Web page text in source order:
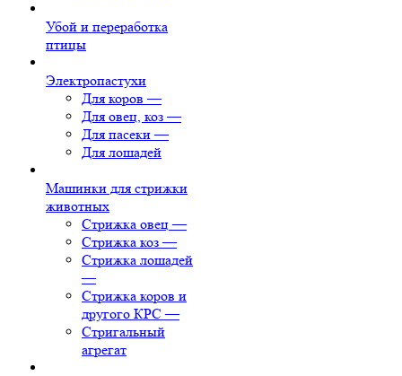
Убой и переработка
птицы
Электропастухи
Для коров —
Для овец, коз —
Для пасеки —
Для лошадей
Машинки для стрижки
животных
Стрижка овец —
Стрижка коз —
Стрижка лошадей
—
Стрижка коров и
другого КРС —
Стригальный
агрегат